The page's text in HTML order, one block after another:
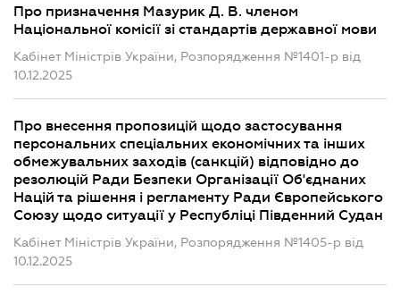
Про призначення Мазурик Д. В. членом
Національної комісії зі стандартів державної мови
Кабінет Міністрів України, Розпорядження №1401-р від
10.12.2025
Про внесення пропозицій щодо застосування
персональних спеціальних економічних та інших
обмежувальних заходів (санкцій) відповідно до
резолюцій Ради Безпеки Організації Об'єднаних
Націй та рішення і регламенту Ради Європейського
Союзу щодо ситуації у Республіці Південний Судан
Кабінет Міністрів України, Розпорядження №1405-р від
10.12.2025